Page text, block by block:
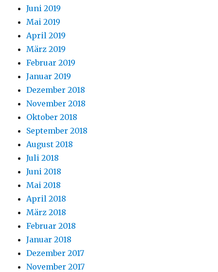
Juni 2019
Mai 2019
April 2019
März 2019
Februar 2019
Januar 2019
Dezember 2018
November 2018
Oktober 2018
September 2018
August 2018
Juli 2018
Juni 2018
Mai 2018
April 2018
März 2018
Februar 2018
Januar 2018
Dezember 2017
November 2017